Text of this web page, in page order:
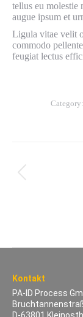
tellus eu molestie
augue ipsum et
Ligula vitae velit
commodo
feugiat lectus
Category:
Kontakt
PA-ID Process